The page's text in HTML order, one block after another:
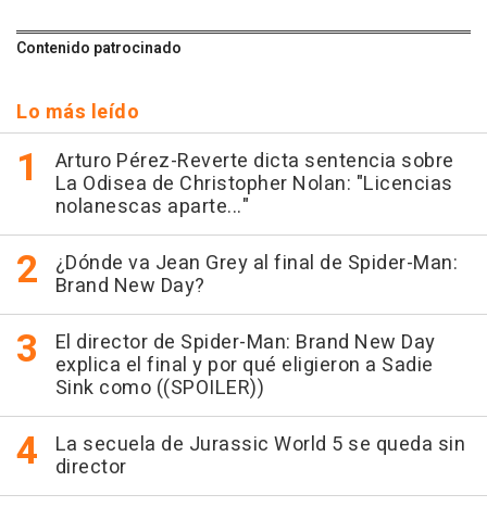
Contenido patrocinado
Lo más leído
Arturo Pérez-Reverte dicta sentencia sobre
La Odisea de Christopher Nolan: "Licencias
nolanescas aparte..."
¿Dónde va Jean Grey al final de Spider-Man:
Brand New Day?
El director de Spider-Man: Brand New Day
explica el final y por qué eligieron a Sadie
Sink como ((SPOILER))
La secuela de Jurassic World 5 se queda sin
director